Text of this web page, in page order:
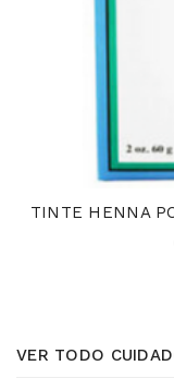
VER TODO
TINTE HENNA